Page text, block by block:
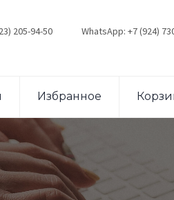
205-94-50 WhatsApp: +7 (924)
Избранное